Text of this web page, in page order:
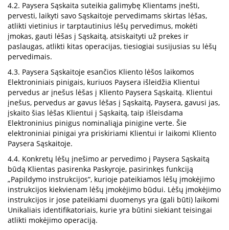
4.2. Paysera Sąskaita suteikia galimybę Klientams įnešti,
pervesti, laikyti savo Sąskaitoje pervedimams skirtas lėšas,
atlikti vietinius ir tarptautinius lėšų pervedimus, mokėti
įmokas, gauti lėšas į Sąskaitą, atsiskaityti už prekes ir
paslaugas, atlikti kitas operacijas, tiesiogiai susijusias su lėšų
pervedimais.
4.3. Paysera Sąskaitoje esančios Kliento lėšos laikomos
Elektroniniais pinigais, kuriuos Paysera išleidžia Klientui
pervedus ar įnešus lėšas į Kliento Paysera Sąskaitą. Klientui
įnešus, pervedus ar gavus lėšas į Sąskaitą, Paysera, gavusi jas,
įskaito šias lėšas Klientui į Sąskaitą, taip išleisdama
Elektroninius pinigus nominaliąja pinigine verte. Šie
elektroniniai pinigai yra priskiriami Klientui ir laikomi Kliento
Paysera Sąskaitoje.
4.4. Konkretų lėšų įnešimo ar pervedimo į Paysera Sąskaitą
būdą Klientas pasirenka Paskyroje, pasirinkęs funkciją
„Papildymo instrukcijos“, kurioje pateikiamos lėšų įmokėjimo
instrukcijos kiekvienam lėšų įmokėjimo būdui. Lėšų įmokėjimo
instrukcijos ir jose pateikiami duomenys yra (gali būti) laikomi
Unikaliais identifikatoriais, kurie yra būtini siekiant teisingai
atlikti mokėjimo operaciją.